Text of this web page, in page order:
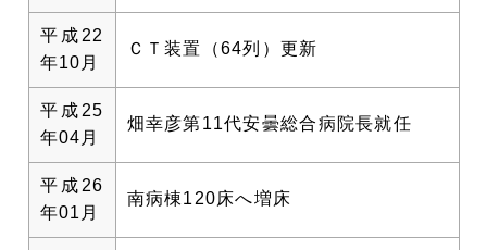
平成22
年10月
ＣＴ装置（64列）更新
平成25
年04月
畑幸彦第11代安曇総合病院長就任
平成26
年01月
南病棟120床へ増床